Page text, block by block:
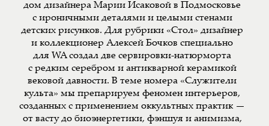
дом дизайнера Марии Исаковой в Подмосковье
с ироничными деталями и целыми стенами
детских рисунков. Для рубрики «Стол» дизайнер
и коллекционер Алексей Бочков специально
для WA создал две сервировки-натюрморта
с редким серебром и антикварной керамикой
вековой давности. В теме номера «Служители
культа» мы препарируем феномен интерьеров,
созданных с применением оккультных практик —
от васту до биоэнергетики, фэншуя и анимизма,